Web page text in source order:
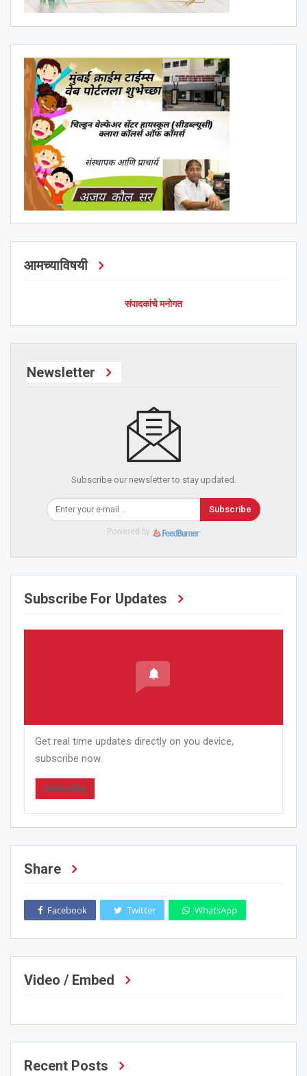
आमच्याविषयी
संपादकांचे मनोगत
Newsletter
Subscribe our newsletter to stay updated.
Subscribe
Powered by
Subscribe For Updates
Get real time updates directly on you device,
subscribe now.
Subscribe
Share
Facebook Twitter WhatsApp
Video / Embed
Recent Posts